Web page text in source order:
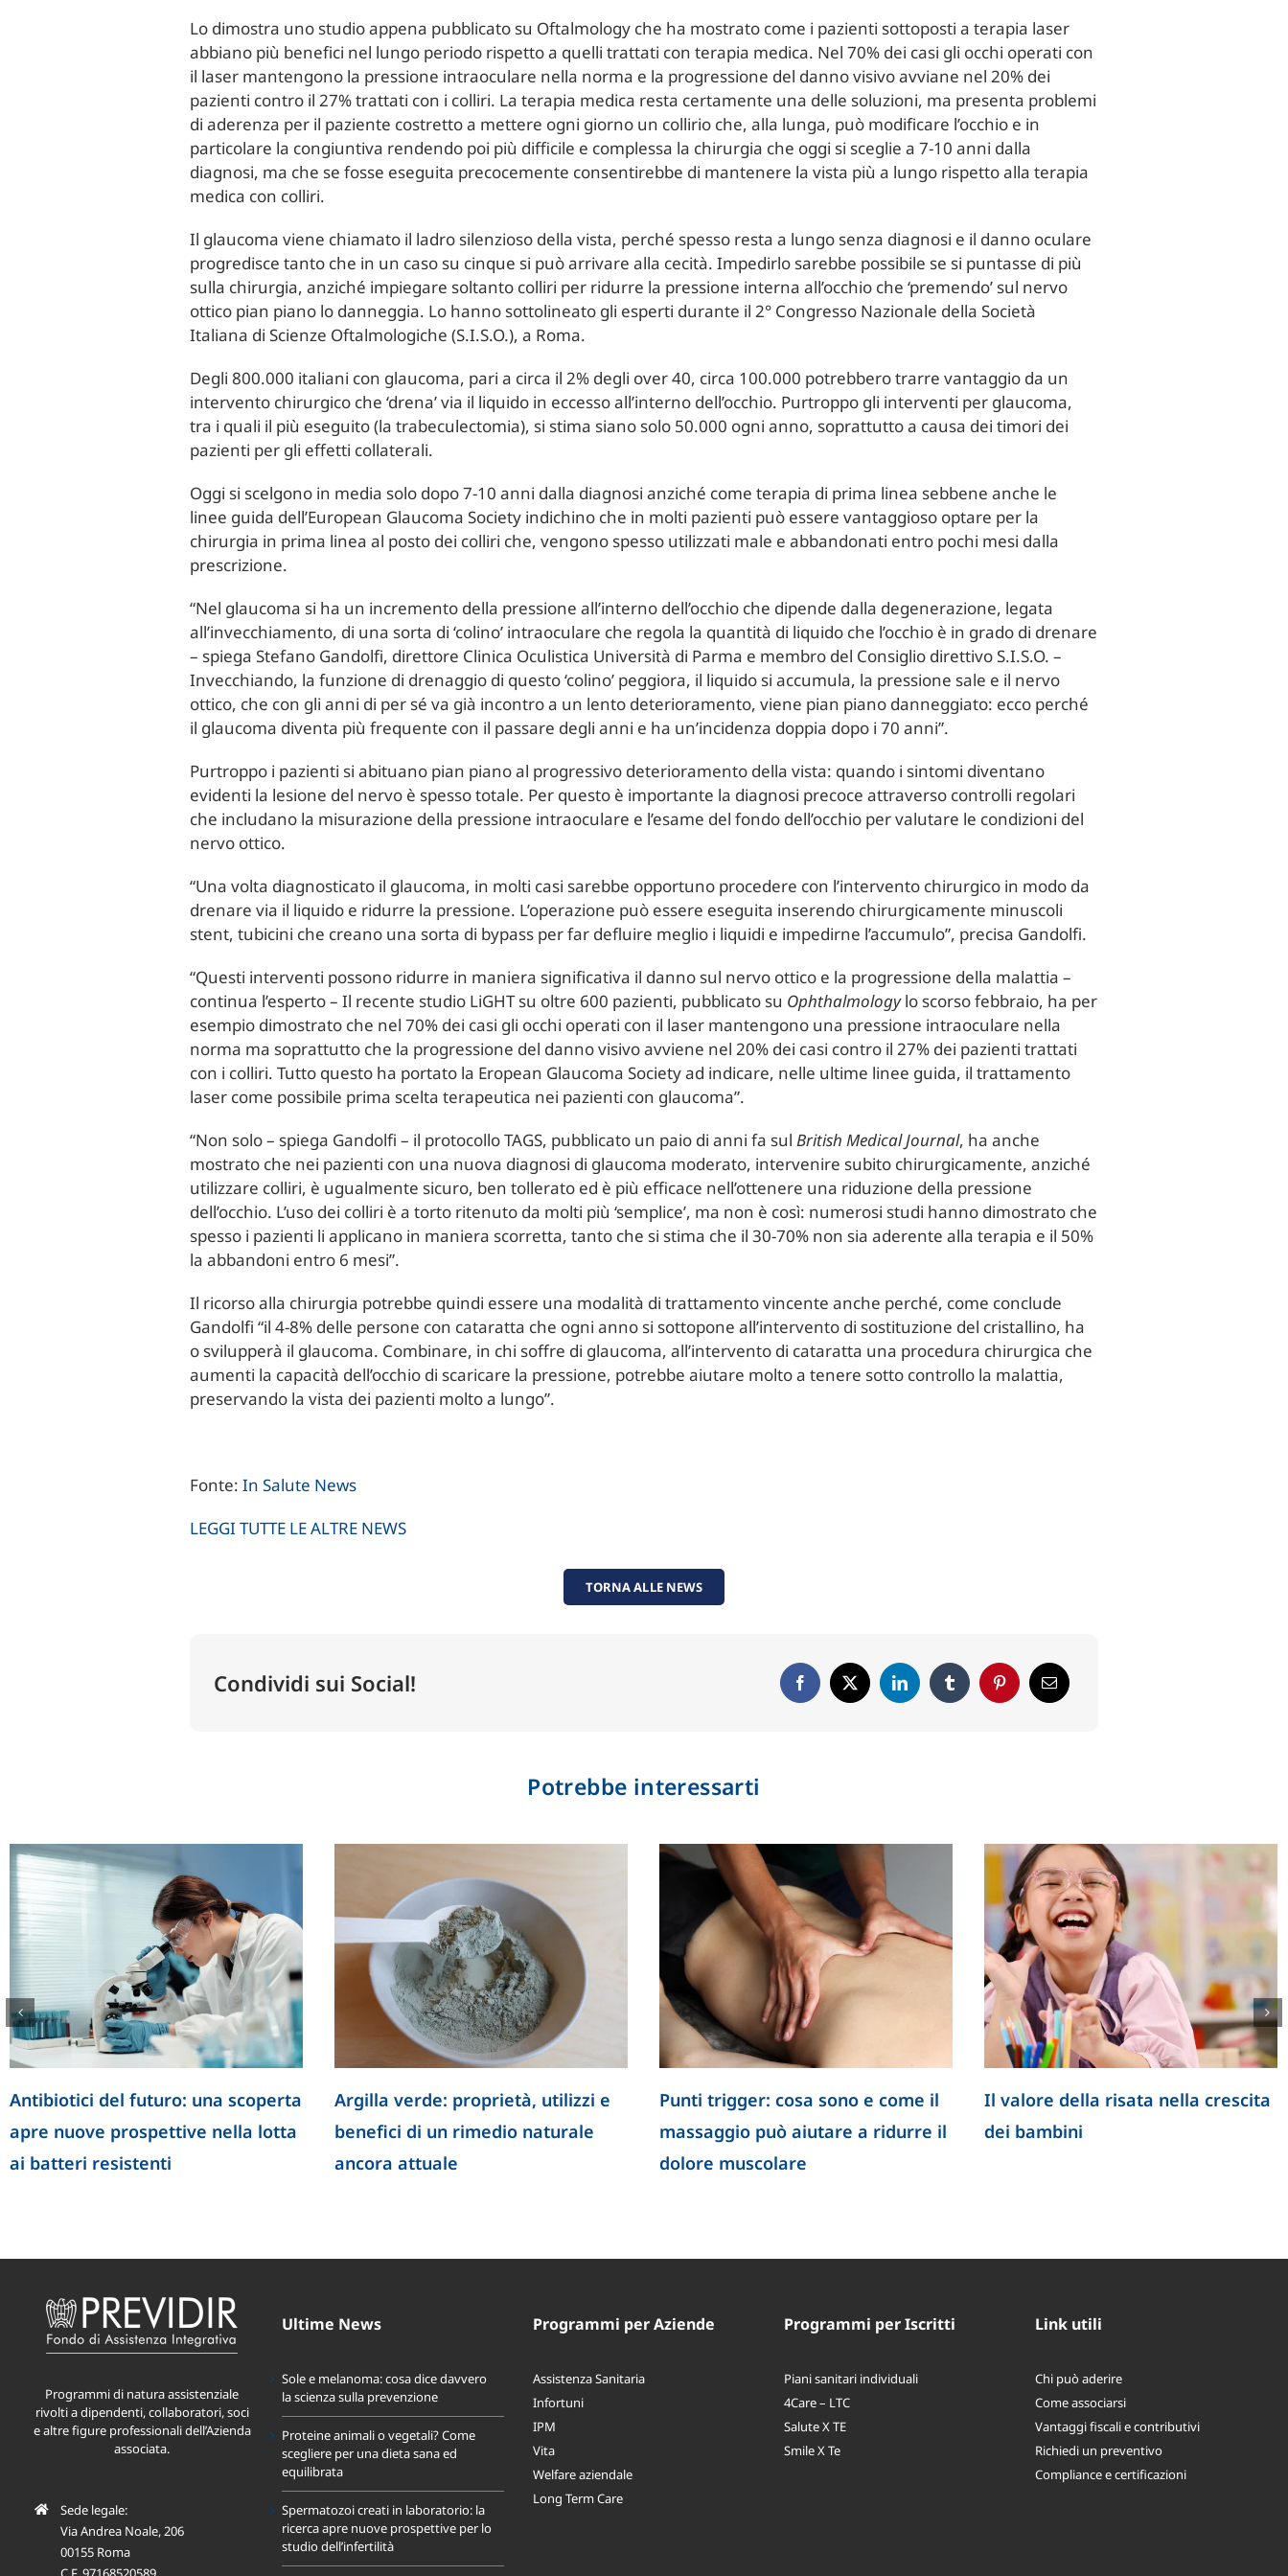
Lo dimostra uno studio appena pubblicato su Oftalmology che ha mostrato come i pazienti sottoposti a terapia laser
abbiano più benefici nel lungo periodo rispetto a quelli trattati con terapia medica. Nel 70% dei casi gli occhi operati con
il laser mantengono la pressione intraoculare nella norma e la progressione del danno visivo avviane nel 20% dei
pazienti contro il 27% trattati con i colliri. La terapia medica resta certamente una delle soluzioni, ma presenta problemi
di aderenza per il paziente costretto a mettere ogni giorno un collirio che, alla lunga, può modificare l’occhio e in
particolare la congiuntiva rendendo poi più difficile e complessa la chirurgia che oggi si sceglie a 7-10 anni dalla
diagnosi, ma che se fosse eseguita precocemente consentirebbe di mantenere la vista più a lungo rispetto alla terapia
medica con colliri.
Il glaucoma viene chiamato il ladro silenzioso della vista, perché spesso resta a lungo senza diagnosi e il danno oculare
progredisce tanto che in un caso su cinque si può arrivare alla cecità. Impedirlo sarebbe possibile se si puntasse di più
sulla chirurgia, anziché impiegare soltanto colliri per ridurre la pressione interna all’occhio che ‘premendo’ sul nervo
ottico pian piano lo danneggia. Lo hanno sottolineato gli esperti durante il 2° Congresso Nazionale della Società
Italiana di Scienze Oftalmologiche (S.I.S.O.), a Roma.
Degli 800.000 italiani con glaucoma, pari a circa il 2% degli over 40, circa 100.000 potrebbero trarre vantaggio da un
intervento chirurgico che ‘drena’ via il liquido in eccesso all’interno dell’occhio. Purtroppo gli interventi per glaucoma,
tra i quali il più eseguito (la trabeculectomia), si stima siano solo 50.000 ogni anno, soprattutto a causa dei timori dei
pazienti per gli effetti collaterali.
Oggi si scelgono in media solo dopo 7-10 anni dalla diagnosi anziché come terapia di prima linea sebbene anche le
linee guida dell’European Glaucoma Society indichino che in molti pazienti può essere vantaggioso optare per la
chirurgia in prima linea al posto dei colliri che, vengono spesso utilizzati male e abbandonati entro pochi mesi dalla
prescrizione.
“Nel glaucoma si ha un incremento della pressione all’interno dell’occhio che dipende dalla degenerazione, legata
all’invecchiamento, di una sorta di ‘colino’ intraoculare che regola la quantità di liquido che l’occhio è in grado di drenare
– spiega Stefano Gandolfi, direttore Clinica Oculistica Università di Parma e membro del Consiglio direttivo S.I.S.O. –
Invecchiando, la funzione di drenaggio di questo ‘colino’ peggiora, il liquido si accumula, la pressione sale e il nervo
ottico, che con gli anni di per sé va già incontro a un lento deterioramento, viene pian piano danneggiato: ecco perché
il glaucoma diventa più frequente con il passare degli anni e ha un’incidenza doppia dopo i 70 anni”.
Purtroppo i pazienti si abituano pian piano al progressivo deterioramento della vista: quando i sintomi diventano
evidenti la lesione del nervo è spesso totale. Per questo è importante la diagnosi precoce attraverso controlli regolari
che includano la misurazione della pressione intraoculare e l’esame del fondo dell’occhio per valutare le condizioni del
nervo ottico.
“Una volta diagnosticato il glaucoma, in molti casi sarebbe opportuno procedere con l’intervento chirurgico in modo da
drenare via il liquido e ridurre la pressione. L’operazione può essere eseguita inserendo chirurgicamente minuscoli
stent, tubicini che creano una sorta di bypass per far defluire meglio i liquidi e impedirne l’accumulo”, precisa Gandolfi.
“Questi interventi possono ridurre in maniera significativa il danno sul nervo ottico e la progressione della malattia –
continua l’esperto – Il recente studio LiGHT su oltre 600 pazienti, pubblicato su Ophthalmologylo scorso febbraio, ha per
esempio dimostrato che nel 70% dei casi gli occhi operati con il laser mantengono una pressione intraoculare nella
norma ma soprattutto che la progressione del danno visivo avviene nel 20% dei casi contro il 27% dei pazienti trattati
con i colliri. Tutto questo ha portato la Eropean Glaucoma Society ad indicare, nelle ultime linee guida, il trattamento
laser come possibile prima scelta terapeutica nei pazienti con glaucoma”.
“Non solo – spiega Gandolfi – il protocollo TAGS, pubblicato un paio di anni fa sulBritish Medical Journal, ha anche
mostrato che nei pazienti con una nuova diagnosi di glaucoma moderato, intervenire subito chirurgicamente, anziché
utilizzare colliri, è ugualmente sicuro, ben tollerato ed è più efficace nell’ottenere una riduzione della pressione
dell’occhio. L’uso dei colliri è a torto ritenuto da molti più ‘semplice’, ma non è così: numerosi studi hanno dimostrato che
spesso i pazienti li applicano in maniera scorretta, tanto che si stima che il 30-70% non sia aderente alla terapia e il 50%
la abbandoni entro 6 mesi”.
Il ricorso alla chirurgia potrebbe quindi essere una modalità di trattamento vincente anche perché, come conclude
Gandolfi “il 4-8% delle persone con cataratta che ogni anno si sottopone all’intervento di sostituzione del cristallino, ha
o svilupperà il glaucoma. Combinare, in chi soffre di glaucoma, all’intervento di cataratta una procedura chirurgica che
aumenti la capacità dell’occhio di scaricare la pressione, potrebbe aiutare molto a tenere sotto controllo la malattia,
preservando la vista dei pazienti molto a lungo”.
Fonte:In Salute News
LEGGI TUTTE LE ALTRE NEWS
TORNA ALLE NEWS
Condividi sui Social!
Potrebbe interessarti
Antibiotici del futuro: una scoperta
apre nuove prospettive nella lotta
ai batteri resistenti
Argilla verde: proprietà, utilizzi e
benefici di un rimedio naturale
ancora attuale
Punti trigger: cosa sono e come il
massaggio può aiutare a ridurre il
dolore muscolare
Il valore della risata nella crescita
dei bambini
Programmi di natura assistenziale
rivolti a dipendenti, collaboratori, soci
e altre figure professionali dell’Azienda
associata.
Sede legale:
Via Andrea Noale, 206
00155 Roma
Ultime News
Sole e melanoma: cosa dice davvero
la scienza sulla prevenzione
Proteine animali o vegetali? Come
scegliere per una dieta sana ed
equilibrata
Spermatozoi creati in laboratorio: la
ricerca apre nuove prospettive per lo
studio dell’infertilità
Programmi per Aziende
Assistenza Sanitaria
Infortuni
IPM
Vita
Welfare aziendale
Long Term Care
Programmi per Iscritti
Piani sanitari individuali
4Care – LTC
Salute X TE
Smile X Te
Link utili
Chi può aderire
Come associarsi
Vantaggi fiscali e contributivi
Richiedi un preventivo
Compliance e certificazioni